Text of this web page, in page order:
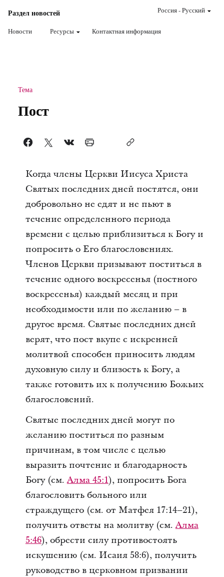
Раздел новостей
Новости Ресурсы Контактная информация
Россия-Pусский
Тема
Пост
Когда члены Церкви Иисуса Христа
Святых последних дней постятся, они
добровольно не едят и не пьют в
течение определенного периода
времени с целью приблизиться к Богу и
попросить о Его благословениях.
Членов Церкви призывают поститься в
течение одного воскресенья (постного
воскресенья) каждый месяц и при
необходимости или по желанию – в
другое время. Святые последних дней
верят, что пост вкупе с искренней
молитвой способен приносить людям
духовную силу и близость к Богу, а
также готовить их к получению Божьих
благословений.
Святые последних дней могут по
желанию поститься по разным
причинам, в том числе с целью
выразить почтение и благодарность
Богу (см.Алма 45:1), попросить Бога
благословить больного или
страждущего (см. от Матфея 17:14–21),
получить ответы на молитву (см.Алма
5:46), обрести силу противостоять
искушению (см. Исаия 58:6), получить
руководство в церковном призвании